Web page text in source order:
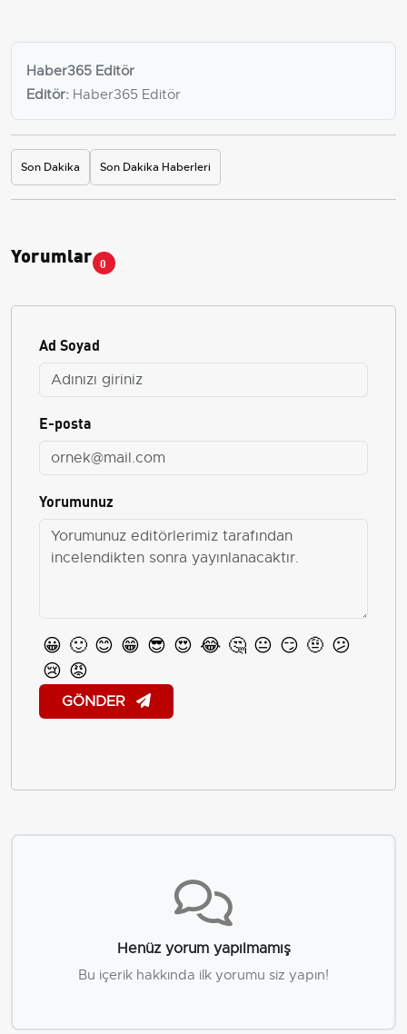
Haber365 Editör
Editör: Haber365 Editör
Son Dakika Son Dakika Haberleri
Yorumlar 0
Ad Soyad
E-posta
Yorumunuz
😀 🙂 😊 😁 😎 😍 😂 🤔 😐 😏 🤨 😕
😢 😡
GÖNDER
Henüz yorum yapılmamış
Bu içerik hakkında ilk yorumu siz yapın!